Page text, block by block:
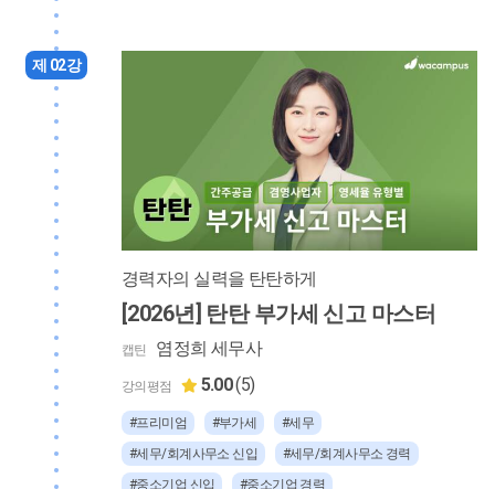
제 02강
경력자의 실력을 탄탄하게
[2026년] 탄탄 부가세 신고 마스터
캡틴 염정희 세무사
강의평점 5.00(5)
#프리미엄 #부가세
#세무
#세무/회계사무소 신입
#세무/회계사무소 경력
#중소기업 신입
#중소기업 경력